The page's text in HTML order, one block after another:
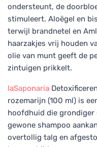
ondersteunt, de
stimuleert. Aloëgel en
terwijl brandnetel en
haarzakjes vrij houden
olie van munt geeft de
zintuigen prikkelt.
laSaponaria
rozemarijn (100 ml) is
hoofdhuid die grondiger
gewone shampoo
overtollig talg en